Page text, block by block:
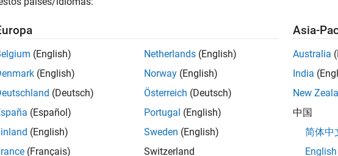
neuronales predictivas interconectadas en las que puede ajustar el
un modelo de red neuronal de regresión, utilice la app Regression
de red neuronal de regresión mediante
en la interfaz de línea de
predecir las respuestas con los nuevos datos pasando el modelo y los nuevos
crear redes de deep learning más complejas y cuenta con Deep Learning
Designer
(Deep Learning Toolbox)
(English)
(English)
(Deutsch)
(Español)
(English)
(Français)
Netherlands (English)
Norway (English)
Österreich (Deutsch)
Portugal (English)
Sweden (English)
Switzerland
Asia-
Australia
India
New
中国
简体中
English